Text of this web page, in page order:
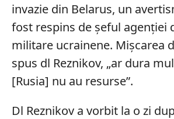
invazie din Belarus, un
fost respins de șeful agenției
militare ucrainene. Mișcarea
spus dl Reznikov, „ar dura
[Rusia] nu au resurse”.
Dl Reznikov a vorbit la o zi